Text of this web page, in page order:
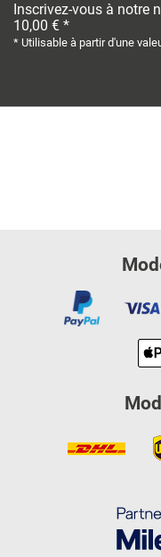
Inscrivez-vous à notre
10,00 € *
* Utilisable à partir d'une